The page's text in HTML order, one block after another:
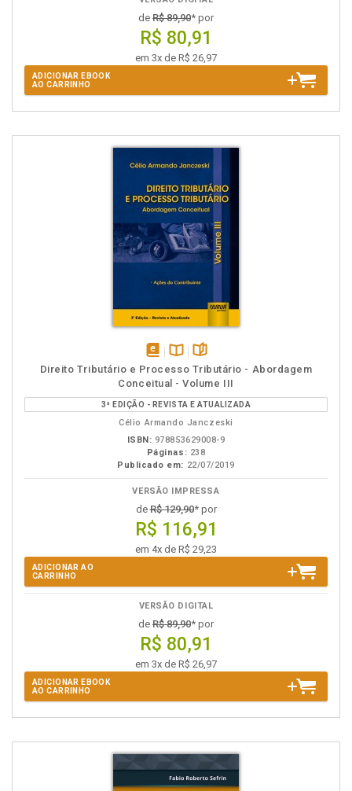
de R$ 89,90* por
R$ 80,91
em 3x de R$ 26,97
ADICIONAR EBOOK
AO CARRINHO
disponível
em
eBook
Disponível
na
B.V.
páginas
Direito Tributário e Processo Tributário - Abordagem
Conceitual - Volume III
3ª EDIÇÃO - REVISTA E ATUALIZADA
Célio Armando Janczeski
ISBN: 978853629008-9
Páginas: 238
Publicado em: 22/07/2019
VERSÃO IMPRESSA
deR$ 129,90* por
R$ 116,91
em 4x de R$ 29,23
ADICIONAR AO
CARRINHO
VERSÃO DIGITAL
de R$ 89,90* por
R$ 80,91
em 3x de R$ 26,97
ADICIONAR EBOOK
AO CARRINHO